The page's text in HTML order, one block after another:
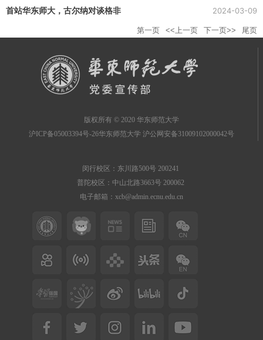
展示月启幕
首站华东师大，古尔纳对谈格非 2024-03-09
第一页 <<上一页 下一页>> 尾页
版权所有 © 2020 华东师范大学
沪ICP备05003394号-26华东师范大学 沪公网安备31009102000042号
闵行校区：东川路500号 200241
普陀校区：中山北路3663号 200062
电子邮箱：xcb@admin.ecnu.edu.cn